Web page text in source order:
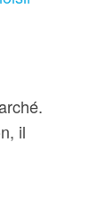
il